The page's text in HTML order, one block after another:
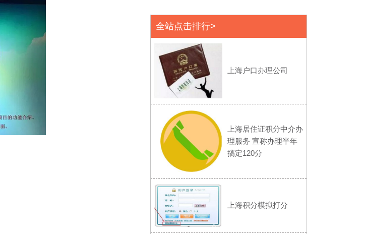
全站点击排行>
上海户口办理公司
上海居住证积分中介办
理服务 宣称办理半年
搞定120分
上海积分模拟打分